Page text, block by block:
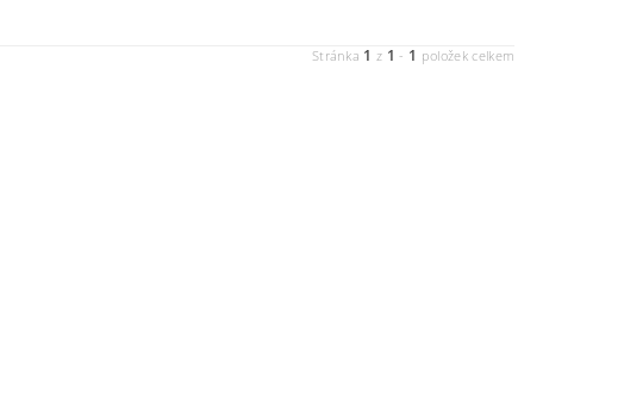
Stránka 1 z 1 - 1 položek celkem